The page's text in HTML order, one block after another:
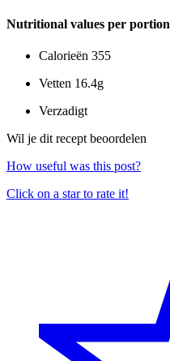
Nutritional values per portion
Calorieën 355
Vetten 16.4g
Verzadigt
Wil je dit recept beoordelen
How useful was this post?
Click on a star to rate it!